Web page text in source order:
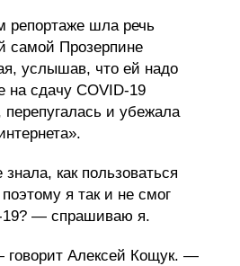
репортаже шла речь
самой Прозерпине
услышав, что ей надо
на сдачу COVID-19
перепугалась и убежала
как пользоваться
я так и не смог
19? — спрашиваю я.
Алексей Кощук. —